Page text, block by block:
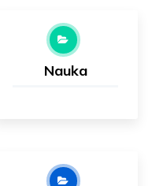
Nauka